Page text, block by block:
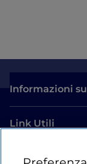
Informazioni
Link Utili
Login